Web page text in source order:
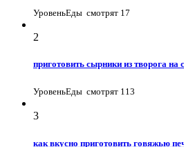
УровеньЕды смотрят 17
2
приготовить сырники из творога на
УровеньЕды смотрят 113
3
как вкусно приготовить говяжью